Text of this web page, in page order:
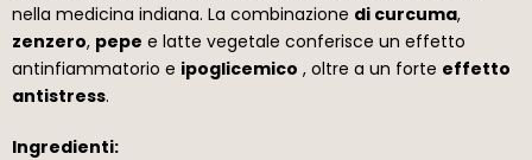
nella medicina indiana. La combinazione di curcuma,
zenzero, pepe e latte vegetale conferisce un effetto
antinfiammatorio e ipoglicemico , oltre a un forte effetto
antistress.
Ingredienti: